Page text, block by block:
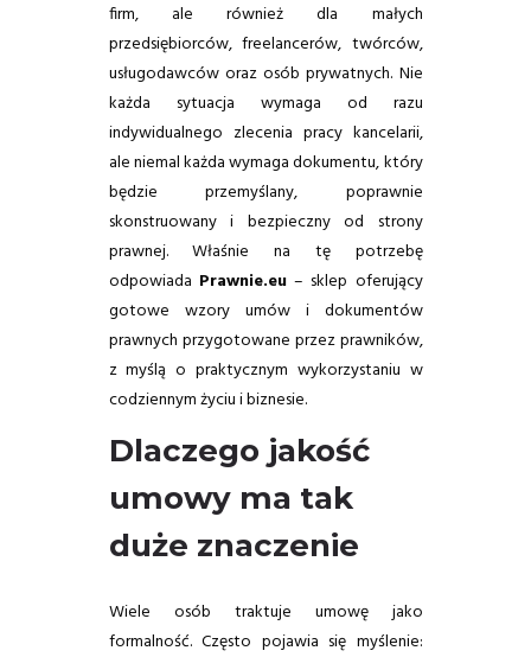
firm, ale również dla małych
przedsiębiorców, freelancerów, twórców,
usługodawców oraz osób prywatnych. Nie
każda sytuacja wymaga od razu
indywidualnego zlecenia pracy kancelarii,
ale niemal każda wymaga dokumentu, który
będzie przemyślany, poprawnie
skonstruowany i bezpieczny od strony
prawnej. Właśnie na tę potrzebę
odpowiada Prawnie.eu– sklep oferujący
gotowe wzory umów i dokumentów
prawnych przygotowane przez prawników,
z myślą o praktycznym wykorzystaniu w
codziennym życiu i biznesie.
Dlaczego jakość
umowy ma tak
duże znaczenie
Wiele osób traktuje umowę jako
formalność. Często pojawia się myślenie: